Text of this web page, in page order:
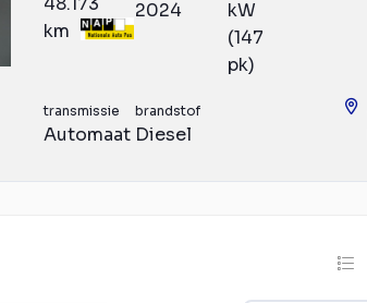
km
2024
kW
(147
pk)
transmissie
Automaat
brandstof
Diesel